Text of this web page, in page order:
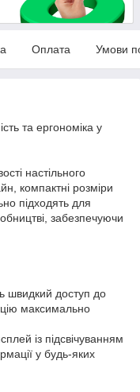
Оплата Умови
та ергономіка у
настільного
компактні розміри
підходять для
забезпечуючи
швидкий доступ до
максимально
із підсвічуванням
у будь-яких